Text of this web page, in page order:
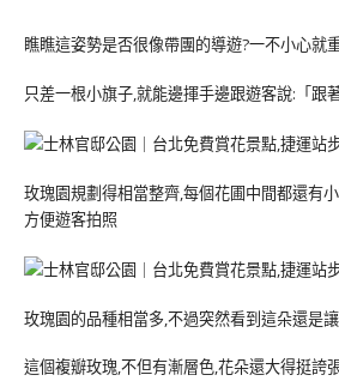
瞧瞧這姿勢是否很像帶團的導遊?一不小心就
只差一根小旗子,就能邊揮手邊跟遊客說:「跟
玫瑰園規劃得相當整齊,每個花圃中間都還有
方便遊客拍照
玫瑰園的品種相當多,不過突然看到這朵還是
這個複瓣玫瑰,不但有漸層色,花朵還大得挺誇